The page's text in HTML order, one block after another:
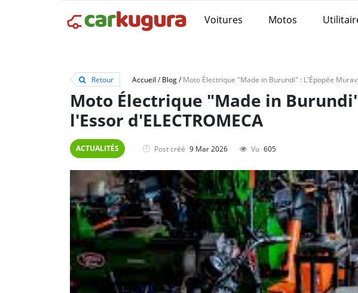
Voitures Motos
Retour Accueil /Blog/
Moto Électrique "Made in
l'Essor d'ELECTROMECA
ACTUALITÉS Post créé 9 Mar 2026 Vu 605